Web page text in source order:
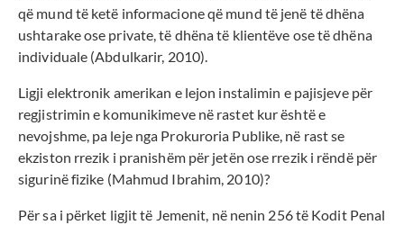
që mund të ketë informacione që mund të jenë të dhëna
ushtarake ose private, të dhëna të klientëve ose të dhëna
individuale (Abdulkarir, 2010).
Ligji elektronik amerikan e lejon instalimin e pajisjeve për
regjistrimin e komunikimeve në rastet kur është e
nevojshme, pa leje nga Prokuroria Publike, në rast se
ekziston rrezik i pranishëm për jetën ose rrezik i rëndë për
sigurinë fizike (Mahmud Ibrahim, 2010)?
Për sa i përket ligjit të Jemenit, në nenin 256 të Kodit Penal